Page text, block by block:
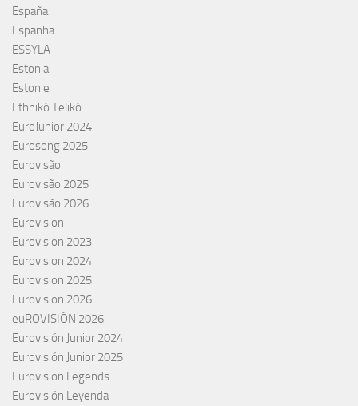
España
Espanha
ESSYLA
Estonia
Estonie
Ethnikó Telikó
EuroJunior 2024
Eurosong 2025
Eurovisão
Eurovisão 2025
Eurovisão 2026
Eurovision
Eurovision 2023
Eurovision 2024
Eurovision 2025
Eurovision 2026
euROVISIÓN 2026
Eurovisión Junior 2024
Eurovisión Junior 2025
Eurovision Legends
Eurovisión Leyenda